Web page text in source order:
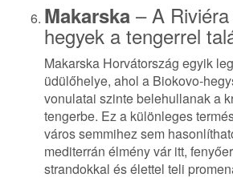
Makarska – A
hegyek a tengerrel
Makarska Horvátország egyik
üdülőhelye, ahol a Biokovo-
vonulatai szinte belehullanak a
tengerbe. Ez a különleges
város semmihez sem
mediterrán élmény vár itt,
strandokkal és élettel teli